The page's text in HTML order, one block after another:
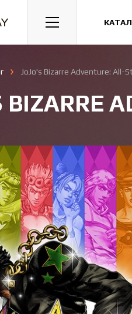
Гонки
JoJo's Bizarre Adventure: All-
BIZARRE